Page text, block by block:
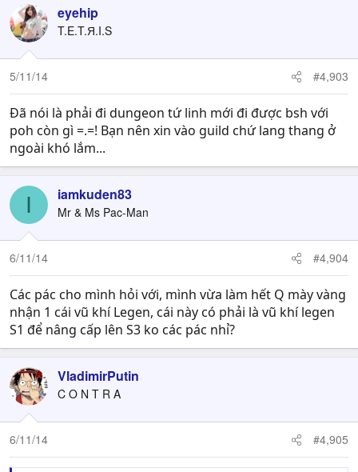
eyehip
T.E.T.Я.I.S
5/11/14 #4,903
Đã nói là phải đi dungeon tứ linh mới đi được bsh với
poh còn gì =.=! Bạn nên xin vào guild chứ lang thang ở
ngoài khó lắm...
I iamkuden83
Mr & Ms Pac-Man
6/11/14 #4,904
Các pác cho mình hỏi với, mình vừa làm hết Q mày vàng
nhận 1 cái vũ khí Legen, cái này có phải là vũ khí legen
S1 để nâng cấp lên S3 ko các pác nhỉ?
VladimirPutin
C O N T R A
6/11/14 #4,905